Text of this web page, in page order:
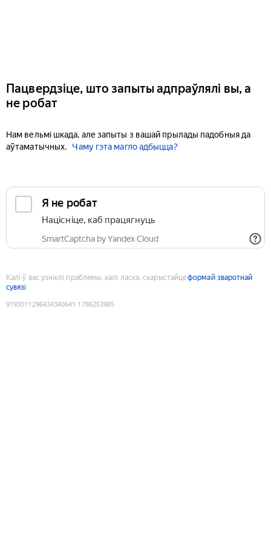
Пацвердзіце, што запыты адпраўлялі вы, а
не робат
Нам вельмі шкада, але запыты з вашай прылады падобныя да
аўтаматычных.
Чаму гэта магло адбыцца?
Я не робат
Націсніце, каб працягнуць
SmartCaptcha by Yandex Cloud
Калі ў вас узніклі праблемы, калі ласка, скарыстайцеформай зваротнай
сувязі
9193011296434340641 :1786253985